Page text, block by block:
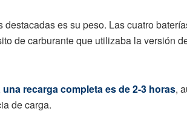
destacadas es su peso. Las cuatro
de carburante que utilizaba la versión
recarga completa es de 2-3 horas,
de carga.